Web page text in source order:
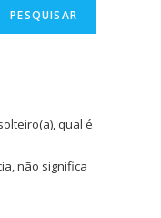
PESQUISAR
qual é
não significa